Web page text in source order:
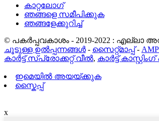
കാറ്റലോഗ്
ഞങ്ങളെ സമീപിക്കുക
ഞങ്ങളേക്കുറിച്ച്
© പകർപ്പവകാശം - 2019-2022 : എല്ലാ
ചൂടുള്ള ഉൽപ്പന്നങ്ങൾ - സൈറ്റ്മാപ്പ്-
കാർട്ട് സ്പ്രോക്കറ്റ് വീൽ, കാർട്ട്
ഇമെയിൽ അയയ്ക്കുക
സ്കൈപ്പ്
x